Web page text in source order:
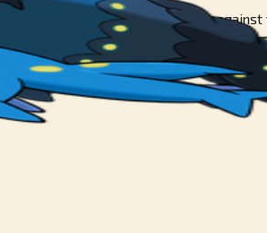
and they stand together